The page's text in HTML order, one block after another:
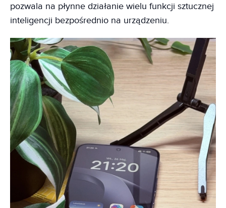
pozwala na płynne działanie wielu funkcji sztucznej
inteligencji bezpośrednio na urządzeniu.